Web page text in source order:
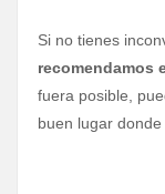
Si no tienes
recomendamos
fuera posible,
buen lugar donde